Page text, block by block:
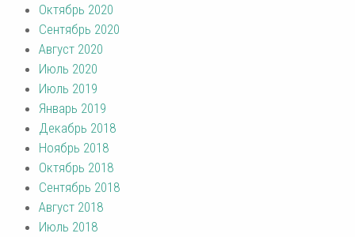
Октябрь 2020
Сентябрь 2020
Август 2020
Июль 2020
Июль 2019
Январь 2019
Декабрь 2018
Ноябрь 2018
Октябрь 2018
Сентябрь 2018
Август 2018
Июль 2018